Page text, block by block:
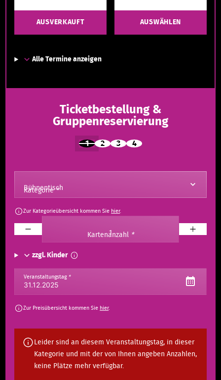
AUSVERKAUFT AUSWÄHLEN
Alle Termine anzeigen
Ticketbestellung &
Gruppenreservierung
1 2 3 4
Kategorie*
Zur Kategorieübersicht kommen Sie hier.
Kartenanzahl *
zzgl. Kinder
Veranstaltungstag *
Zur Preisübersicht kommen Sie hier.
Leider sind an diesem Veranstaltungstag, in dieser
Kategorie und mit der von Ihnen angeben Anzahlen,
keine Plätze mehr verfügbar.